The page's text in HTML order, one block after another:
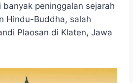
y
p
n
e
a
r
banyak peninggalan sejarah
Hindu-Buddha, salah
Plaosan di Klaten, Jawa